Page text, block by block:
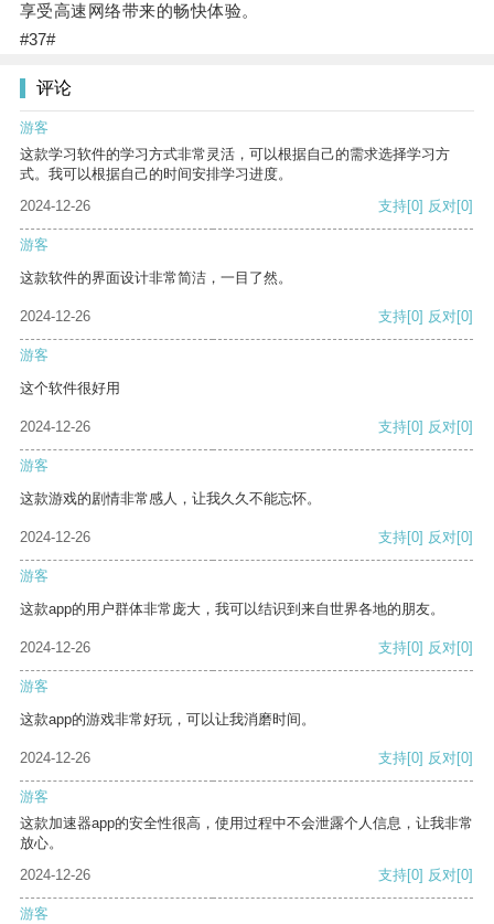
享受高速网络带来的畅快体验。
#37#
评论
游客
这款学习软件的学习方式非常灵活，可以根据自己的需求选择学习方
式。我可以根据自己的时间安排学习进度。
2024-12-26
支持[0] 反对[0]
游客
这款软件的界面设计非常简洁，一目了然。
2024-12-26 支持[0] 反对[0]
游客
这个软件很好用
2024-12-26 支持[0] 反对[0]
游客
这款游戏的剧情非常感人，让我久久不能忘怀。
2024-12-26 支持[0] 反对[0]
游客
这款app的用户群体非常庞大，我可以结识到来自世界各地的朋友。
2024-12-26 支持[0] 反对[0]
游客
这款app的游戏非常好玩，可以让我消磨时间。
2024-12-26 支持[0] 反对[0]
游客
这款加速器app的安全性很高，使用过程中不会泄露个人信息，让我非常
放心。
2024-12-26
支持[0] 反对[0]
游客